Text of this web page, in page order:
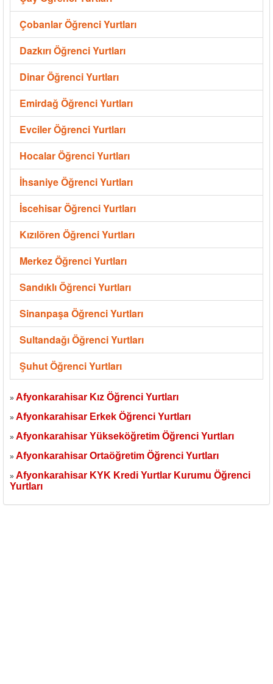
Çobanlar Öğrenci Yurtları
Dazkırı Öğrenci Yurtları
Dinar Öğrenci Yurtları
Emirdağ Öğrenci Yurtları
Evciler Öğrenci Yurtları
Hocalar Öğrenci Yurtları
İhsaniye Öğrenci Yurtları
İscehisar Öğrenci Yurtları
Kızılören Öğrenci Yurtları
Merkez Öğrenci Yurtları
Sandıklı Öğrenci Yurtları
Sinanpaşa Öğrenci Yurtları
Sultandağı Öğrenci Yurtları
Şuhut Öğrenci Yurtları
» Afyonkarahisar Kız Öğrenci Yurtları
» Afyonkarahisar Erkek Öğrenci Yurtları
» Afyonkarahisar Yükseköğretim Öğrenci Yurtları
» Afyonkarahisar Ortaöğretim Öğrenci Yurtları
» Afyonkarahisar KYK Kredi Yurtlar Kurumu Öğrenci
Yurtları